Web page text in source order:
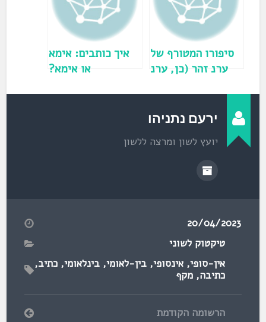
ל
ו
ד
ש
)
סיפורו המטורף של
ערנ זהר (כן, ערנ
איך כותבים: אימא
או אימא?
ירעם נתניהו
יועץ לשון ומרצה ללשון
20/04/2023
טיקטוק לשוני
אין-סופי,אינסופי,בין-לאומי,בינלאומי,כתיב,
כתיבה,מקף
הרשומה הקודמת